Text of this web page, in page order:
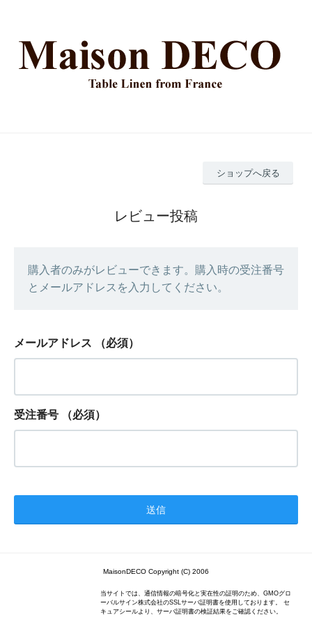
ショップへ戻る
レビュー投稿
購入者のみがレビューできます。購入時の受注番号
とメールアドレスを入力してください。
メールアドレス （必須）
受注番号 （必須）
MaisonDECO Copyright (C) 2006
当サイトでは、通信情報の暗号化と実在性の証明のため、GMOグロ
ーバルサイン株式会社のSSLサーバ証明書を使用しております。 セ
キュアシールより、サーバ証明書の検証結果をご確認ください。